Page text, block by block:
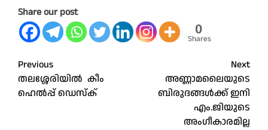
Share our post
0
Shares
Post
navigation
Previous
തലശ്ശേരിയിൽ കീം
ഹെൽപ്പ് ഡെസ്‌ക്
Next
അണ്ണാമലൈയുടെ
ബിരുദങ്ങൾക്ക്‌ ഇനി
എം.ജിയുടെ
അംഗീകാരമില്ല